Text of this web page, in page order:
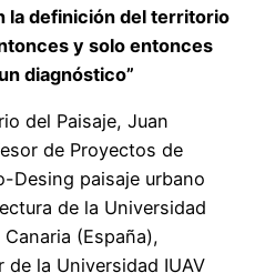
la definición del territorio
y solo entonces
diagnóstico”
del Paisaje, Juan
de Proyectos de
Desing paisaje urbano
de la Universidad
(España),
la Universidad IUAV